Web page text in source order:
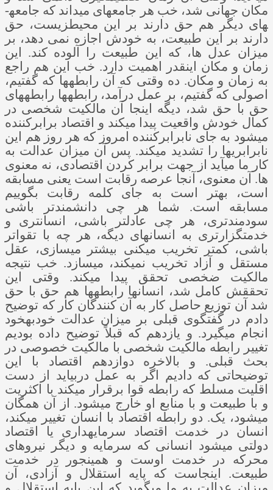
مکان جهانی شد، خب هر جامعه­ای می­داند که جامعه­
های دیگر هم حق دارند بر این محیط­زیست، حق
دارند بر این طبیعت، به خودش اجازه نمی دهد، بر
میزان عدل ها، که این طبیعت را آلوده کند. این
زمان و مکان اینقدر اهمیت دارد. خب این هم راجع
به زمان و مکان. ده وقتی که آن رابطه­ها که گفتیم،
اصولی که گفتیم، بر عمل درآمد، رابطه­ها رابطه­های
حق با حق شد، دیگه اینجا آن مالکیت شخصی در
کمال خودش واقعیت پیدا می­کند و اقتصاد برابرکننده
می­شود به جای نابرابرکننده امروز که هر روز هم این
نابرابری­ها را تشدید می­کند. پس آن میزان عدالت به
کار ما می­آید از جهت برابر کردن اقتصادی، نه معنوی
ها. آن معنوی، آنجا عرصه رقابت است یعنی مسابقه
است، بهتر است به جای کلمه رقابت بگوییم
مسابقه است. شما هر چی دانشمندتر باشی
سودمندتری، هر چی عادل­تر باشی، انسان­تری و
خدمتگزارتری به انسان­های دیگه، هر چه با تقواتر
باشی، کمتر تخریب می­کنی بیشتر می­سازی، عقل
مستقل و آزاد تخریب نمی­کند، می­سازد. خب نتیجه
مالکیت ضخصی تحقق پیدا می­کند. وقتی این
تحققش کامل شد، انسان­ها رابطه­ها هم حق با حق
شد آن توزیع حاصل کار به آن کنندگان کار که توضیح
دادم در گفتگوی قبلی بر میزان عدالت خودبه­خود
انجام می­گیرد. و یازدهم که قبلاً توضیح داده بودیم
تغییر رابطه مالکیت شخصی با مالکیت خصوصی در
بحث قبلی. و بالاخره دوازدهم اقتصاد با این
توضیحاتی که دادیم اگر به عمل دربیاید از دست
اقلیت مسلط که رابطه قوا برقرار می­کند با اکثریت
و با طبیعت و با منابع او خارج می­شود. از آن همگان
می­شود، یک. دو رابطه اقتصاد با انسان تغییر می­کند،
انسان در خدمت اقتصاد سرمایه­داری یا اقتصاد
دولتی می­شود انسانی که سرمایه و دیگر نیروهای
محرکه در خدمت اوست و همینجور در خدمت
طبیعت. اینجاست که پایه استقلال و آزادی، آن